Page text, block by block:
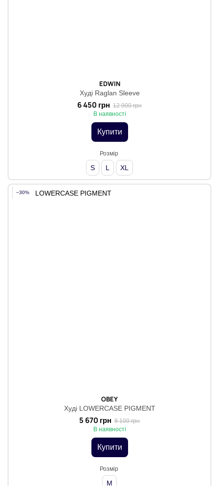
EDWIN
Худі Raglan Sleeve
6 450 грн 12 900 грн
В наявності
Купити
Розмір
S L XL
−30%
OBEY
Худі LOWERCASE PIGMENT
5 670 грн 8 100 грн
В наявності
Купити
Розмір
M